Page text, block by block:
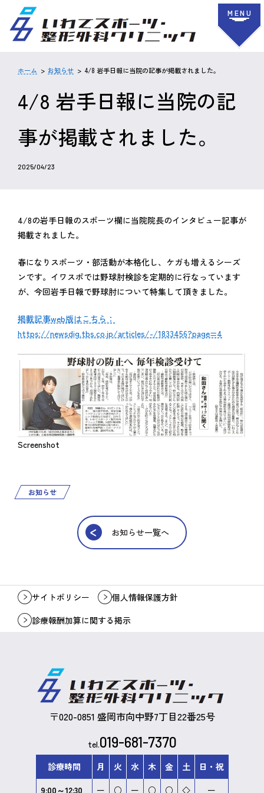
MENU
ホーム お知らせ 4/8 岩手日報に当院の記事が掲載されました。
4/8 岩手日報に当院の記
事が掲載されました。
2025/04/23
4/8の岩手日報のスポーツ欄に当院院長のインタビュー記事が
掲載されました。
春になりスポーツ・部活動が本格化し、ケガも増えるシーズ
ンです。イワスポでは野球肘検診を定期的に行なっています
が、今回岩手日報で野球肘について特集して頂きました。
掲載記事web版はこちら：
https://newsdig.tbs.co.jp/articles/-/1833456?page=4
Screenshot
お知らせ
お知らせ一覧へ
サイトポリシー
個人情報保護方針
診療報酬加算に関する掲示
〒020-0851 盛岡市向中野7丁目22番25号
tel.019-681-7370
診療時間 月 火 水 木 金 土 日 ・ 祝
9:00～12:30
ー ○ ー ○ ○ ◇ ー